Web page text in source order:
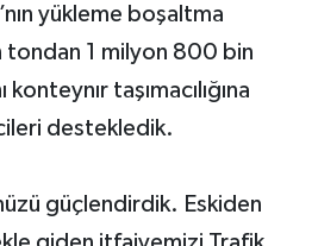
yükleme boşaltma
tondan 1 milyon 800 bin
konteynır taşımacılığına
destekledik.
güçlendirdik. Eskiden